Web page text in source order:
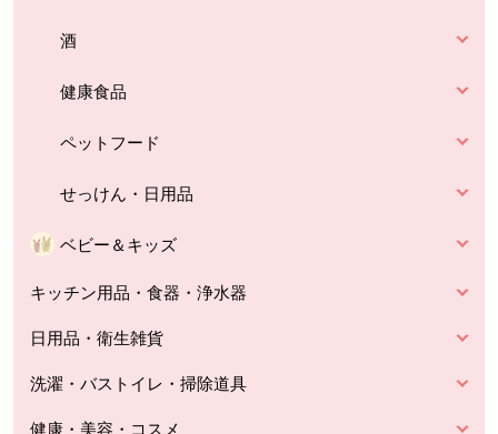
酒
健康食品
ペットフード
せっけん・日用品
ベビー＆キッズ
キッチン用品・食器・浄水器
日用品・衛生雑貨
洗濯・バストイレ・掃除道具
健康・美容・コスメ